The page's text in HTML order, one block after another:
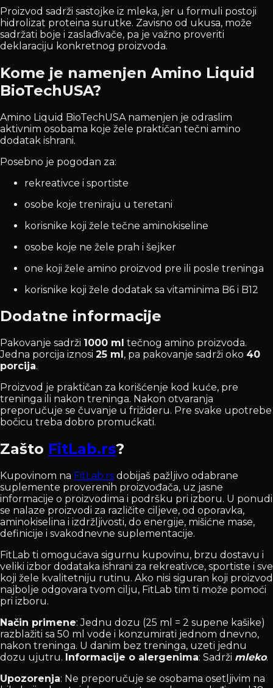
Proizvod sadrži sastojke iz mleka, jer u formuli postoji
hidrolizat proteina surutke. Zavisno od ukusa, može
sadržati boje i zaslađivače, pa je važno proveriti
deklaraciju konkretnog proizvoda.
Kome je namenjen Amino Liquid
BioTechUSA?
Amino Liquid BioTechUSA namenjen je odraslim
aktivnim osobama koje žele praktičan tečni amino
dodatak ishrani.
Posebno je pogodan za:
rekreativce i sportiste
osobe koje treniraju u teretani
korisnike koji žele tečne aminokiseline
osobe koje ne žele prah i šejker
one koji žele amino proizvod pre ili posle treninga
korisnike koji žele dodatak sa vitaminima B6 i B12
Dodatne informacije
Pakovanje sadrži 1000 ml tečnog amino proizvoda.
Jedna porcija iznosi 25 ml , pa pakovanje sadrži oko 40
porcija.
Proizvod je praktičan za korišćenje kod kuće, pre
treninga ili nakon treninga. Nakon otvaranja
preporučuje se čuvanje u frižideru. Pre svake upotrebe
bočicu treba dobro promućkati.
Zašto FitLab.rs?
Kupovinom na FitLab.rs dobijaš pažljivo odabrane
suplemente proverenih proizvođača, uz jasne
informacije o proizvodima i podršku pri izboru. U ponudi
se nalaze proizvodi za različite ciljeve, od oporavka,
aminokiselina i izdržljivosti, do energije, mišićne mase,
definicije i svakodnevne suplementacije.
FitLab ti omogućava sigurnu kupovinu, brzu dostavu i
veliki izbor dodataka ishrani za rekreativce, sportiste i sve
koji žele kvalitetniju rutinu. Ako nisi siguran koji proizvod
najbolje odgovara tvom cilju, FitLab tim ti može pomoći
pri izboru.
Način primene: Jednu dozu (25 ml = 2 supene kašike)
razblažiti sa 50 ml vode i konzumirati jednom dnevno,
nakon treninga. U danim bez treninga, uzeti jednu
dozu ujutru. Informacije o alergenima: Sadrži mleko.
Upozorenja: Ne preporučuje se osobama osetljivim na